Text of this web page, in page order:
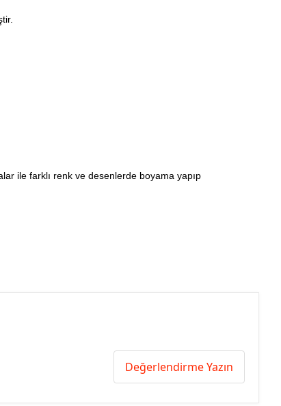
ile farklı renk ve desenlerde boyama yapıp
Değerlendirme Yazın